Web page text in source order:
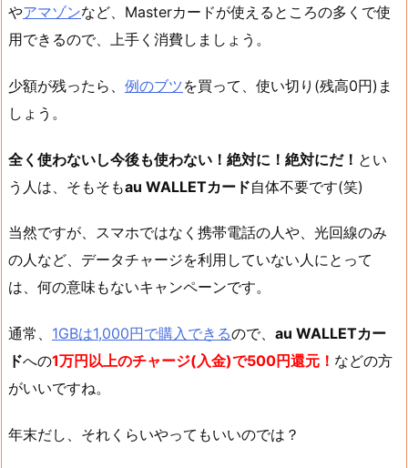
やアマゾンなど、Masterカードが使えるところの多くで使
用できるので、上手く消費しましょう。
少額が残ったら、 例のブツを買って、使い切り(残高0円)ま
しょう。
全く使わないし今後も使わない！絶対に！絶対にだ！ とい
う人は、そもそもau WALLETカード自体不要です(笑)
当然ですが、スマホではなく携帯電話の人や、光回線のみ
の人など、データチャージを利用していない人にとって
は、何の意味もないキャンペーンです。
通常、 1GBは1,000円で購入できるので、 au WALLETカー
ドへの1万円以上のチャージ(入金)で500円還元！ などの方
がいいですね。
年末だし、それくらいやってもいいのでは？